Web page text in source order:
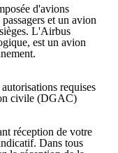
d'avions
et un avion
L'Airbus
est un avion
requises
civile (DGAC)
réception de votre
Dans tous